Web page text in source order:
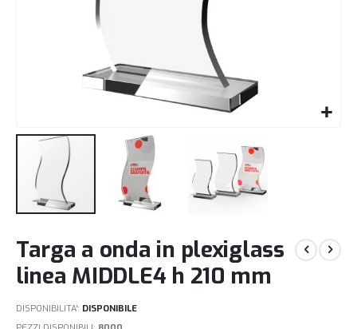
all'inizio
della
galleria
immagini
Targa a onda in plexiglass
linea MIDDLE4 h 210 mm
DISPONIBILITA': DISPONIBILE